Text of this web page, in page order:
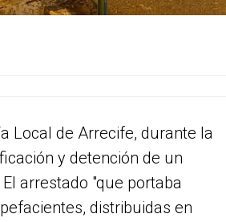
Local de Arrecife, durante la
y detención de un
arrestado "que portaba
distribuidas en